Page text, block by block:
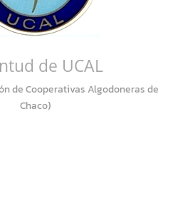
de UCAL
de Cooperativas Algodoneras de
Chaco)